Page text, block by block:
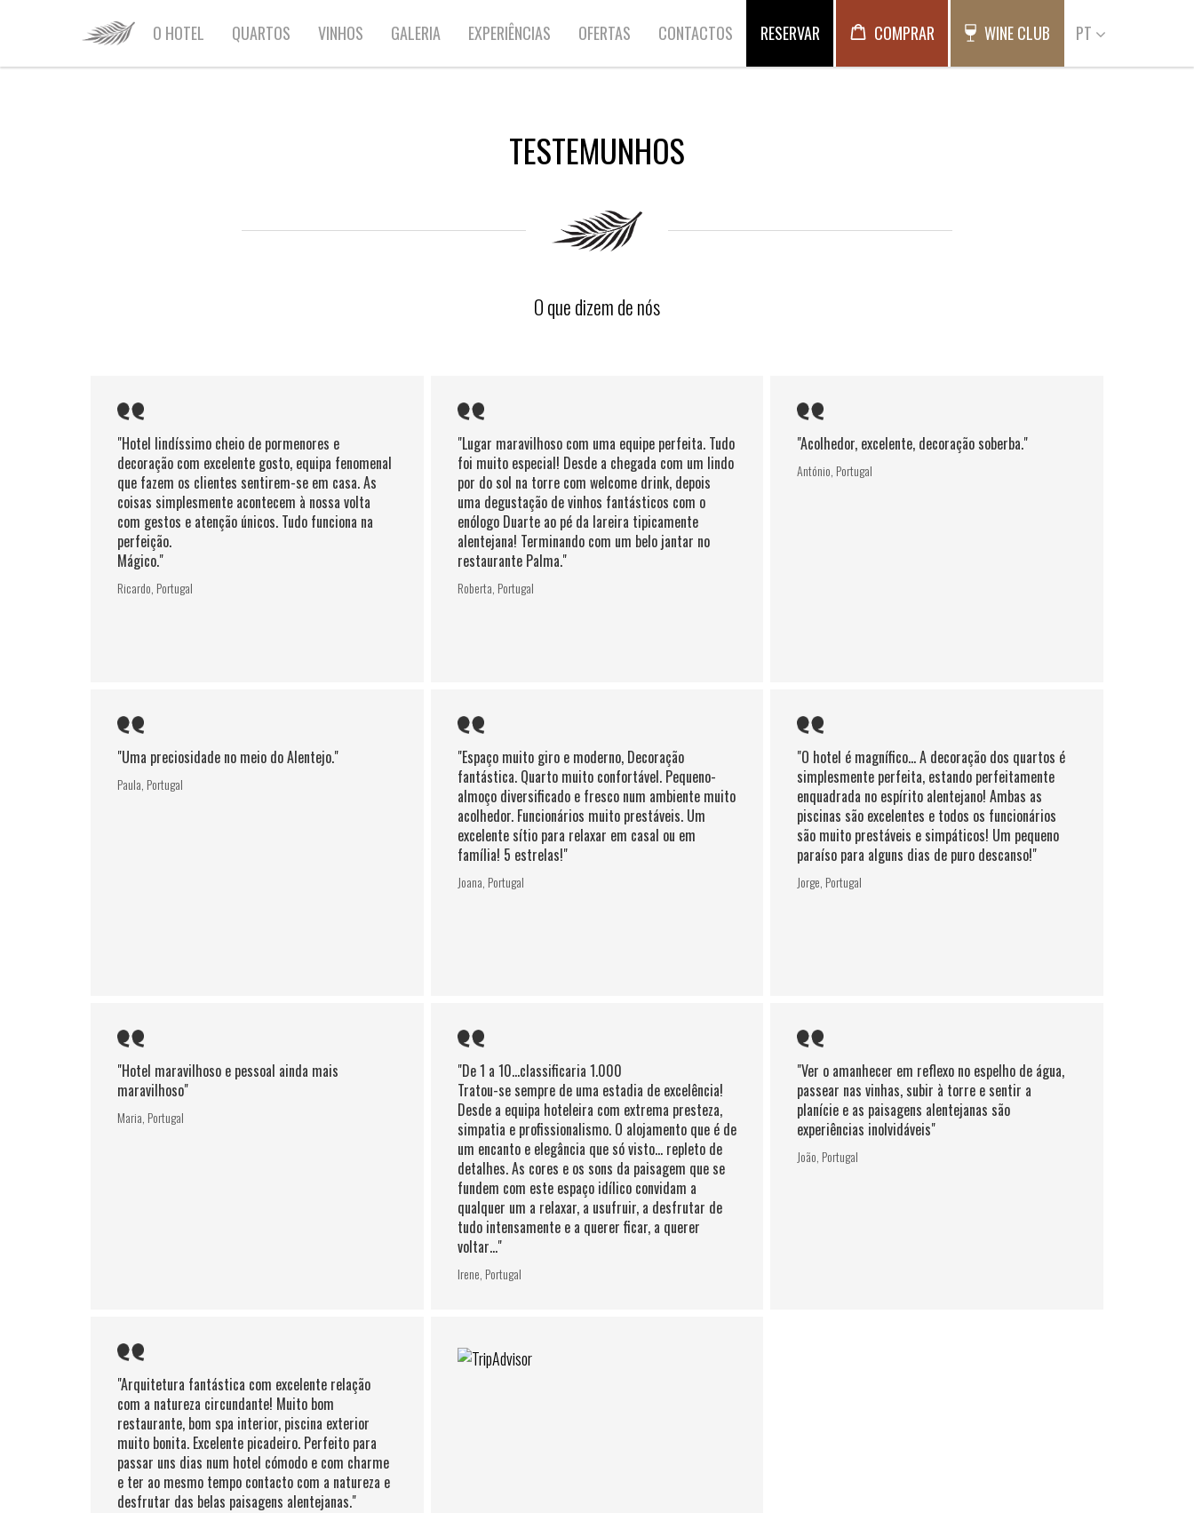
HOME O HOTEL QUARTOS VINHOS GALERIA EXPERIÊNCIAS OFERTAS CONTACTOS RESERVAR COMPRAR WINE CLUB PT
TESTEMUNHOS
O que dizem de nós
"Hotel lindíssimo cheio de pormenores e
decoração com excelente gosto, equipa fenomenal
que fazem os clientes sentirem-se em casa. As
coisas simplesmente acontecem à nossa volta
com gestos e atenção únicos. Tudo funciona na
perfeição.
Mágico."
Ricardo, Portugal
"Lugar maravilhoso com uma equipe perfeita. Tudo
foi muito especial! Desde a chegada com um lindo
por do sol na torre com welcome drink, depois
uma degustação de vinhos fantásticos com o
enólogo Duarte ao pé da lareira tipicamente
alentejana! Terminando com um belo jantar no
restaurante Palma."
Roberta, Portugal
"Acolhedor, excelente, decoração soberba."
António, Portugal
"Uma preciosidade no meio do Alentejo."
Paula, Portugal
"Espaço muito giro e moderno, Decoração
fantástica. Quarto muito confortável. Pequeno-
almoço diversificado e fresco num ambiente muito
acolhedor. Funcionários muito prestáveis. Um
excelente sítio para relaxar em casal ou em
família! 5 estrelas!"
Joana, Portugal
"O hotel é magnífico... A decoração dos quartos é
simplesmente perfeita, estando perfeitamente
enquadrada no espírito alentejano! Ambas as
piscinas são excelentes e todos os funcionários
são muito prestáveis e simpáticos! Um pequeno
paraíso para alguns dias de puro descanso!"
Jorge, Portugal
"Hotel maravilhoso e pessoal ainda mais
maravilhoso"
Maria, Portugal
"De 1 a 10…classificaria 1.000
Tratou-se sempre de uma estadia de excelência!
Desde a equipa hoteleira com extrema presteza,
simpatia e profissionalismo. O alojamento que é de
um encanto e elegância que só visto... repleto de
detalhes. As cores e os sons da paisagem que se
fundem com este espaço idílico convidam a
qualquer um a relaxar, a usufruir, a desfrutar de
tudo intensamente e a querer ficar, a querer
voltar…"
Irene, Portugal
"Ver o amanhecer em reflexo no espelho de água,
passear nas vinhas, subir à torre e sentir a
planície e as paisagens alentejanas são
experiências inolvidáveis"
João, Portugal
"Arquitetura fantástica com excelente relação
com a natureza circundante! Muito bom
restaurante, bom spa interior, piscina exterior
muito bonita. Excelente picadeiro. Perfeito para
passar uns dias num hotel cómodo e com charme
e ter ao mesmo tempo contacto com a natureza e
desfrutar das belas paisagens alentejanas."